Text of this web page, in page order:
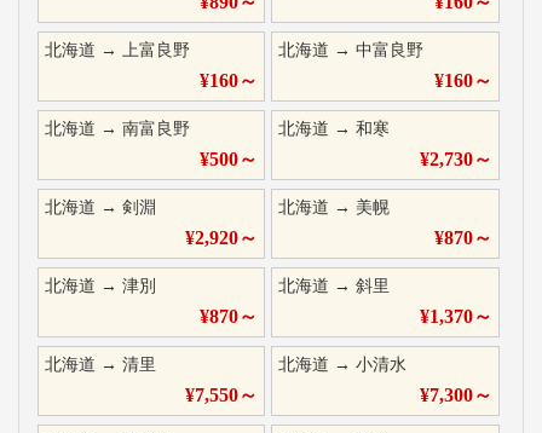
北海道 → 上富良野
¥160～
北海道 →中富良野
¥160～
北海道 → 南富良野
¥500～
北海道 →和寒
¥2,730～
北海道 → 剣淵
¥2,920～
北海道 → 美幌
¥870～
北海道 → 津別
¥870～
北海道 →斜里
¥1,370～
北海道 → 清里
¥7,550～
北海道 →小清水
¥7,300～